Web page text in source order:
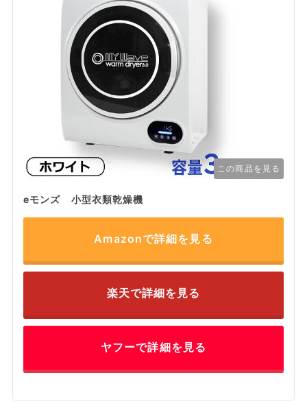
この商品を見る
eモンズ 小型衣類乾燥機
Amazonで詳細を見る
楽天で詳細を見る
ヤフーで詳細を見る